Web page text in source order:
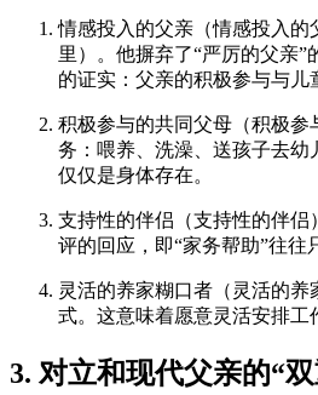
情感投入的父亲（情感投入的
里）。他摒弃了“严厉的父亲”
的证实：父亲的积极参与与儿
积极参与的共同父母（积极参
务：喂养、洗澡、送孩子去幼
仅仅是身体存在。
支持性的伴侣（支持性的伴侣
评的回应，即“家务帮助”往往
灵活的养家糊口者（灵活的养
式。这意味着愿意灵活安排工
3. 对立和现代父亲的“